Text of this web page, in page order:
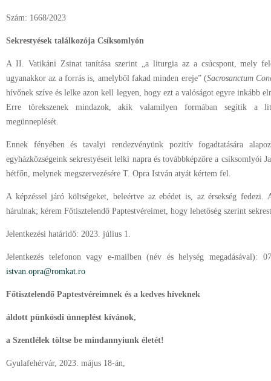
Szám: 1668/2023
Sekrestyések találkozója Csíksomlyón
A II. Vatikáni Zsinat tanítása szerint „a liturgia az a csúcspont, mely
ugyanakkor az a forrás is, amelyből fakad minden ereje” (Sacrosanctum
hívőnek szíve és lelke azon kell legyen, hogy ezt a valóságot egyre inkább
Erre törekszenek mindazok, akik valamilyen formában segítik a
megünneplését.
Ennek fényében és tavalyi rendezvényünk pozitív fogadtatására
egyházközségeink sekrestyéseit lelki napra és továbbképzőre a csíksomlyói
hétfőn, melynek megszervezésére T. Opra István atyát kértem fel.
A képzéssel járó költségeket, beleértve az ebédet is, az érsekség fedezi.
hárulnak; kérem Főtisztelendő Paptestvéreimet, hogy lehetőség szerint
Jelentkezési határidő: 2023. július 1.
Jelentkezés telefonon vagy e-mailben (név és helység megadásával):
istvan.opra@romkat.ro
Főtisztelendő Paptestvéreimnek és a kedves híveknek
áldott pünkösdi ünneplést kívánok,
a Szentlélek töltse be mindannyiunk életét!
Gyulafehérvár, 2023. május 18-án,